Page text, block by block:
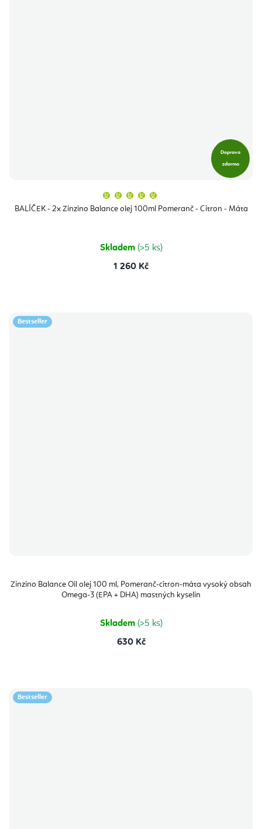
Doprava
zdarma
BALÍČEK - 2x Zinzino Balance olej 100ml Pomeranč - Citron - Máta
produktu
je
hvězdiček.
Skladem (>5 ks)
1 260 Kč
Bestseller
Zinzino Balance Oil olej 100 ml, Pomeranč-citron-máta vysoký obsah
Omega-3 (EPA + DHA) mastných kyselin
Skladem (>5 ks)
630 Kč
Bestseller